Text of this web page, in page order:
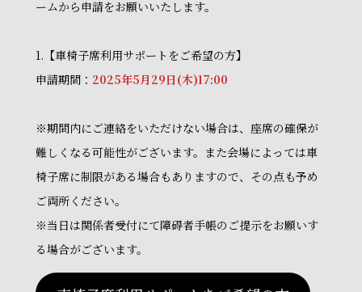
ームから申請をお願いいたします。
1.【車椅子席利用サポートをご希望の方】
申請期間： 2025年5月29日(木)17:00
※期間内にご連絡をいただけない場合は、座席の確保が
難しくなる可能性がございます。また会場によっては車
椅子席に制限がある場合もありますので、その点も予め
ご両所ください。
※当日は関係者受付にて障碍者手帳のご提示をお願いす
る場合がございます。